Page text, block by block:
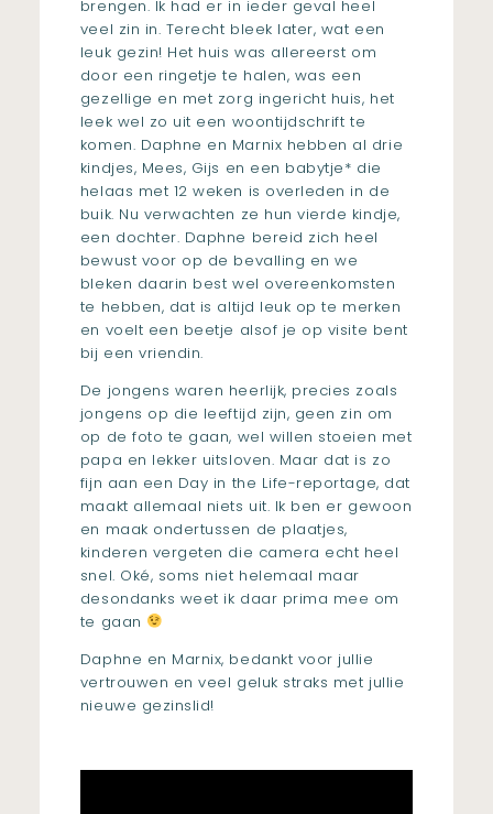
brengen. Ik had er in ieder geval heel
veel zin in. Terecht bleek later, wat een
leuk gezin! Het huis was allereerst om
door een ringetje te halen, was een
gezellige en met zorg ingericht huis, het
leek wel zo uit een woontijdschrift te
komen. Daphne en Marnix hebben al drie
kindjes, Mees, Gijs en een babytje* die
helaas met 12 weken is overleden in de
buik. Nu verwachten ze hun vierde kindje,
een dochter. Daphne bereid zich heel
bewust voor op de bevalling en we
bleken daarin best wel overeenkomsten
te hebben, dat is altijd leuk op te merken
en voelt een beetje alsof je op visite bent
bij een vriendin.
De jongens waren heerlijk, precies zoals
jongens op die leeftijd zijn, geen zin om
op de foto te gaan, wel willen stoeien met
papa en lekker uitsloven. Maar dat is zo
fijn aan een Day in the Life-reportage, dat
maakt allemaal niets uit. Ik ben er gewoon
en maak ondertussen de plaatjes,
kinderen vergeten die camera echt heel
snel. Oké, soms niet helemaal maar
desondanks weet ik daar prima mee om
te gaan
Daphne en Marnix, bedankt voor jullie
vertrouwen en veel geluk straks met jullie
nieuwe gezinslid!